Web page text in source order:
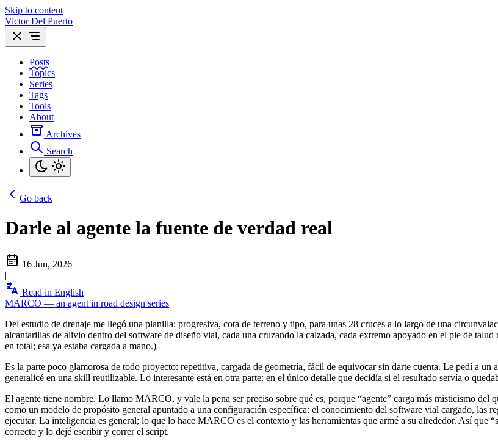
Skip to content
Victor Del Puerto
Posts
Topics
Series
Tags
Tools
About
Archives
Search
Go back
Darle al agente la fuente de verdad real
16 Jun, 2026
|
Read in English
MARCO — an agent in road design series
Del estudio de drenaje me llegó una planilla: progresiva, cota de terreno y tipo, para unas 28 cruces a lo largo de una
alcantarillas de alivio dentro del software de diseño vial, cada una cruzando la calzada, cada extremo apoyado en el pie de
en total; esa ya estaba cargada a mano.)
Es la parte poco glamorosa de todo proyecto: repetitiva, cargada de geometría, fácil de equivocar sin darte cuenta. Le pedí a
generalicé en una skill reutilizable. Lo interesante está en otra parte: en el único detalle que decidía si el resultado servía o
El agente tiene nombre. Lo llamo MARCO, y vale la pena ser preciso sobre qué es, porque “agente” carga más misticismo del
como un modelo de propósito general apuntado a una configuración específica: el conocimiento del software vial cargado, las
ejecutar. La inteligencia es general; lo que lo hace MARCO es el contexto y las herramientas que armé a su alrededor. Así que
correcto y lo dejé escribir y correr el script.